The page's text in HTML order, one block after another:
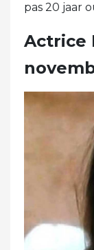
pas 20 jaar
Actrice